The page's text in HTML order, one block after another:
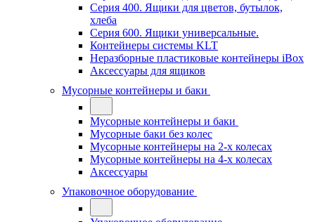
Серия 400. Ящики для цветов, бутылок,
хлеба
Серия 600. Ящики универсальные.
Контейнеры системы KLT
Неразборные пластиковые контейнеры iBox
Аксессуары для ящиков
Мусорные контейнеры и баки
Мусорные контейнеры и баки
Мусорные баки без колес
Мусорные контейнеры на 2-х колесах
Мусорные контейнеры на 4-х колесах
Аксессуары
Упаковочное оборудование